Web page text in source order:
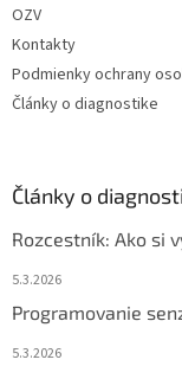
OZV
Kontakty
Podmienky ochrany
Články o diagnostike
Články o
Rozcestník: Ako si
5.3.2026
Programovanie
5.3.2026